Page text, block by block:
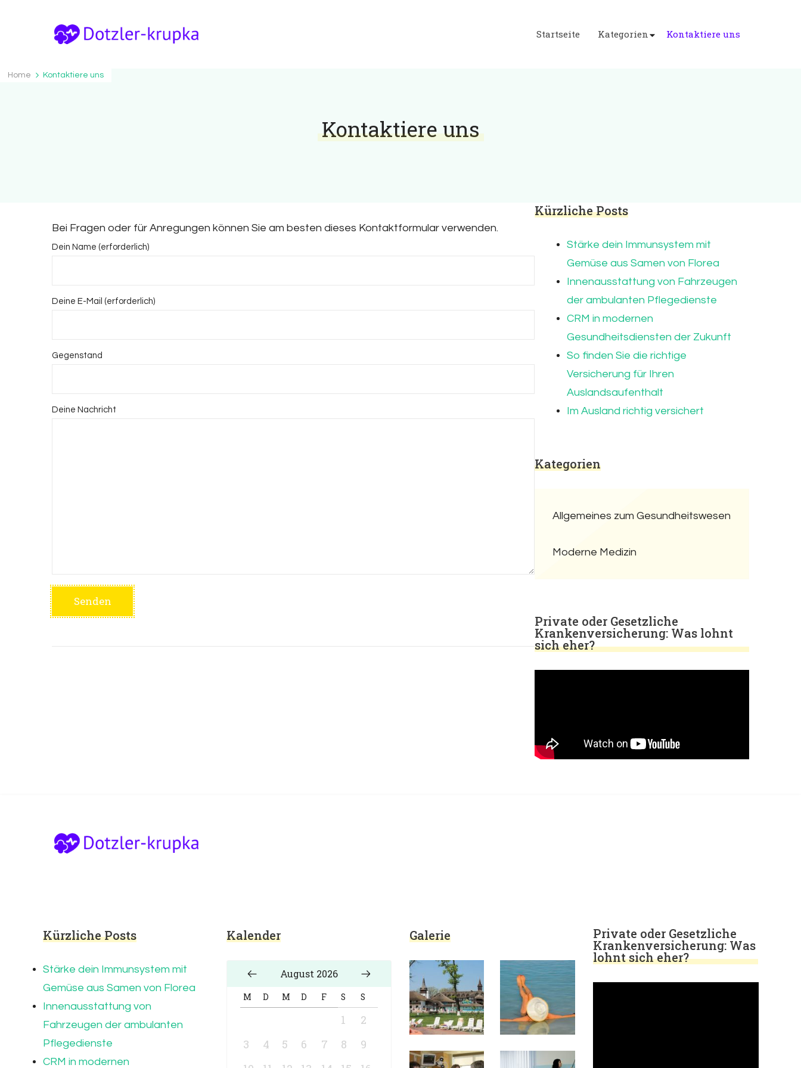
Startseite Kategorien Kontaktiere uns
Home Kontaktiere uns
Kontaktiere uns
Bei Fragen oder für Anregungen können Sie am besten dieses Kontaktformular verwenden.
Dein Name (erforderlich)
Deine E-Mail (erforderlich)
Gegenstand
Deine Nachricht
Kürzliche Posts
Stärke dein Immunsystem mit
Gemüse aus Samen von Florea
Innenausstattung von Fahrzeugen
der ambulanten Pflegedienste
CRM in modernen
Gesundheitsdiensten der Zukunft
So finden Sie die richtige
Versicherung für Ihren
Auslandsaufenthalt
Im Ausland richtig versichert
Kategorien
Allgemeines zum Gesundheitswesen
Moderne Medizin
Private oder Gesetzliche
Krankenversicherung: Was lohnt
sich eher?
Kürzliche Posts
Stärke dein Immunsystem mit
Gemüse aus Samen von Florea
Innenausstattung von
Fahrzeugen der ambulanten
Pflegedienste
CRM in modernen
Kalender
August 2026
M D M D F S S
1
2
3
4 5 6 7 8
9
Galerie Private oder Gesetzliche
Krankenversicherung: Was
lohnt sich eher?